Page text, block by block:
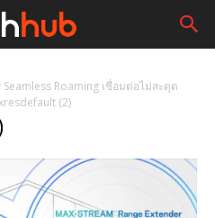
Seamless Roaming เชื่อมต่อไม่สะดุด
(2)